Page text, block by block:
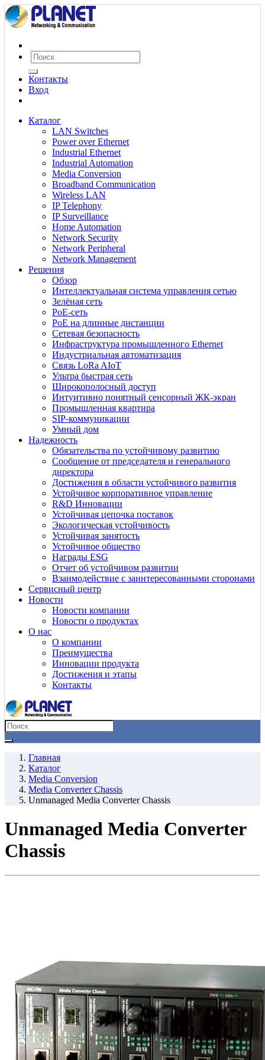
Контакты
Вход
Каталог
LAN Switches
Power over Ethernet
Industrial Ethernet
Industrial Automation
Media Conversion
Broadband Communication
Wireless LAN
IP Telephony
IP Surveillance
Home Automation
Network Security
Network Peripheral
Network Management
Решения
Обзор
Интеллектуальная система управления сетью
Зелёная сеть
PoE-сеть
PoE на длинные дистанции
Сетевая безопасность
Инфраструктура промышленного Ethernet
Индустриальная автоматизация
Связь LoRa AIoT
Ультра быстрая сеть
Широкополосный доступ
Интуитивно понятный сенсорный ЖК-экран
Промышленная квартира
SIP-коммуникации
Умный дом
Надежность
Обязательства по устойчивому развитию
Сообщение от председателя и генерального
директора
Достижения в области устойчивого развития
Устойчивое корпоративное управление
R&D Инновации
Устойчивая цепочка поставок
Экологическая устойчивость
Устойчивая занятость
Устойчивое общество
Награды ESG
Отчет об устойчивом развитии
Взаимодействие с заинтересованными сторонами
Сервисный центр
Новости
Новости компании
Новости о продуктах
О нас
О компании
Преимущества
Инновации продукта
Достижения и этапы
Контакты
Главная
Каталог
Media Conversion
Media Converter Chassis
Unmanaged Media Converter Chassis
Unmanaged Media Converter
Chassis